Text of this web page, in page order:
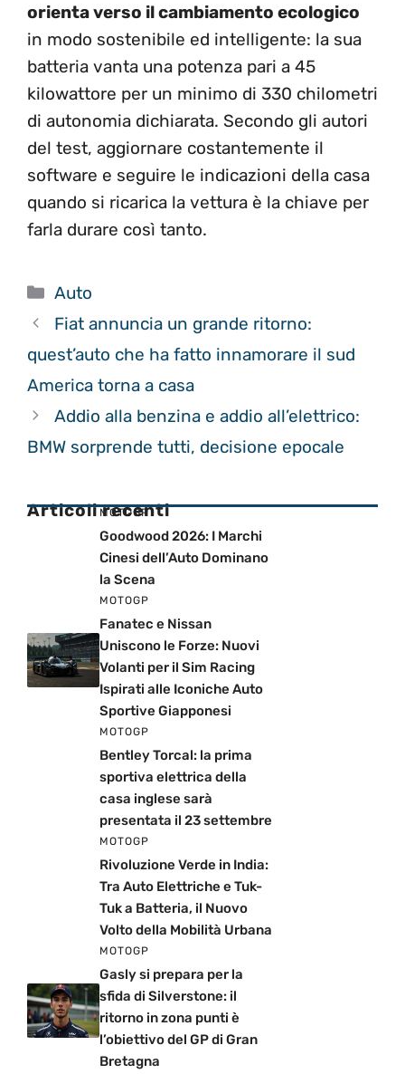
orienta verso il cambiamento ecologico
in modo sostenibile ed intelligente: la sua
batteria vanta una potenza pari a 45
kilowattore per un minimo di 330 chilometri
di autonomia dichiarata. Secondo gli autori
del test, aggiornare costantemente il
software e seguire le indicazioni della casa
quando si ricarica la vettura è la chiave per
farla durare così tanto.
Categorie
Auto
Fiat annuncia un grande ritorno:
quest’auto che ha fatto innamorare il sud
America torna a casa
Addio alla benzina e addio all’elettrico:
BMW sorprende tutti, decisione epocale
Articoli recenti
MOTOGP
Goodwood 2026: I Marchi
Cinesi dell’Auto Dominano
la Scena
MOTOGP
Fanatec e Nissan
Uniscono le Forze: Nuovi
Volanti per il Sim Racing
Ispirati alle Iconiche Auto
Sportive Giapponesi
MOTOGP
Bentley Torcal: la prima
sportiva elettrica della
casa inglese sarà
presentata il 23 settembre
MOTOGP
Rivoluzione Verde in India:
Tra Auto Elettriche e Tuk-
Tuk a Batteria, il Nuovo
Volto della Mobilità Urbana
MOTOGP
Gasly si prepara per la
sfida di Silverstone: il
ritorno in zona punti è
l’obiettivo del GP di Gran
Bretagna